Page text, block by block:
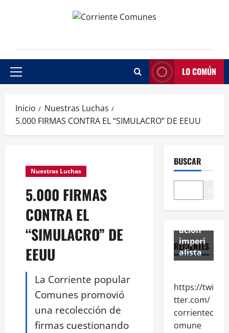
Menú
LO COMÚN
Inicio
Nuestras Luchas
5.000 FIRMAS CONTRA EL “SIMULACRO” DE EEUU
Nuestras Luchas
5.000 FIRMAS
CONTRA EL
“SIMULACRO” DE
EEUU
La Corriente popular
Comunes promovió
una recolección de
firmas cuestionando
BUSCAR
RECIENTES
Por un
la
ación
imperi
alista
https://twi
tter.com/
corrientec
omune